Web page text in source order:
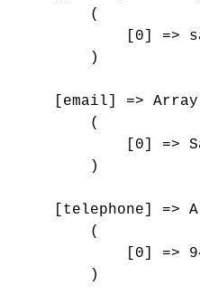
        (
[0] =>
        )
    [email] => Array
        (
[0] =>
        )
[telephone] =>
        (
[0] =>
        )